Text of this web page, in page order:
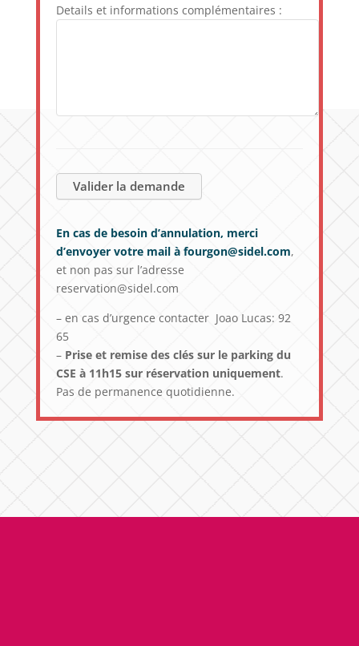
Details et informations complémentaires :
En cas de besoin d’annulation, merci
d’envoyer votre mail à fourgon@sidel.com,
et non pas sur l’adresse
reservation@sidel.com
– en cas d’urgence contacter Joao Lucas: 92
65
– Prise et remise des clés sur le parking du
CSE à 11h15 sur réservation uniquement.
Pas de permanence quotidienne.